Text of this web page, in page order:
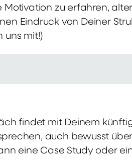
Motivation zu erfahren,
Eindruck von Deiner
uns mit!)
findet mit Deinem
auch bewusst
eine Case Study oder